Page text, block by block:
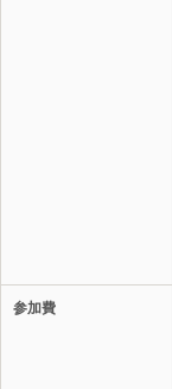
参加費